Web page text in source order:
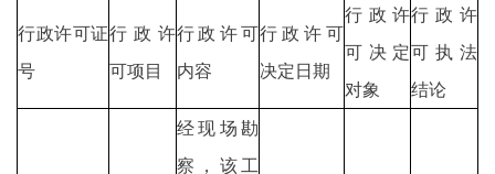
行政许可证
号
行政许
可项目
行政许可
内容
行政许可
决定日期
行政许
可决定
对象
行政许
可执法
结论
经现场勘
察，该工